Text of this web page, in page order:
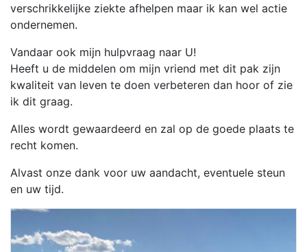
verschrikkelijke ziekte afhelpen maar ik kan wel actie
ondernemen.
Vandaar ook mijn hulpvraag naar U!
Heeft u de middelen om mijn vriend met dit pak zijn
kwaliteit van leven te doen verbeteren dan hoor of zie
ik dit graag.
Alles wordt gewaardeerd en zal op de goede plaats te
recht komen.
Alvast onze dank voor uw aandacht, eventuele steun
en uw tijd.